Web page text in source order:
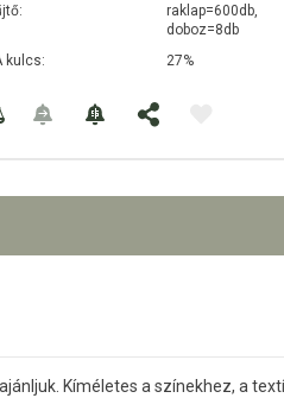
raklap=600db,
doboz=8db
kulcs:
27%
Kíméletes a színekhez, a